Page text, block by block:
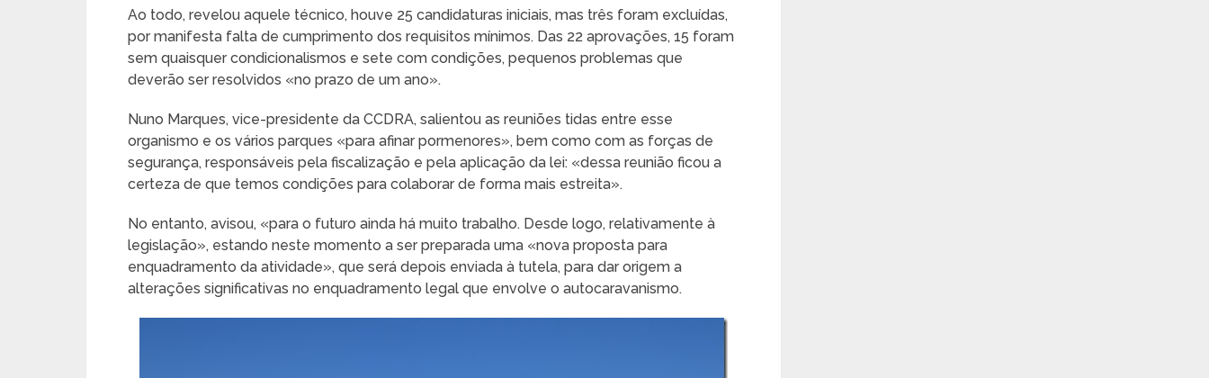
Ao todo, revelou aquele técnico, houve 25 candidaturas iniciais, mas três foram excluídas,
por manifesta falta de cumprimento dos requisitos mínimos. Das 22 aprovações, 15 foram
sem quaisquer condicionalismos e sete com condições, pequenos problemas que
deverão ser resolvidos «no prazo de um ano».
Nuno Marques, vice-presidente da CCDRA, salientou as reuniões tidas entre esse
organismo e os vários parques «para afinar pormenores», bem como com as forças de
segurança, responsáveis pela fiscalização e pela aplicação da lei: «dessa reunião ficou a
certeza de que temos condições para colaborar de forma mais estreita».
No entanto, avisou, «para o futuro ainda há muito trabalho. Desde logo, relativamente à
legislação», estando neste momento a ser preparada uma «nova proposta para
enquadramento da atividade», que será depois enviada à tutela, para dar origem a
alterações significativas no enquadramento legal que envolve o autocaravanismo.